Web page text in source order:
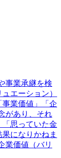
事業承継を検
エーション）
業価値」「企
があり、それ
思っていた金
になりかねま
業価値（バリ